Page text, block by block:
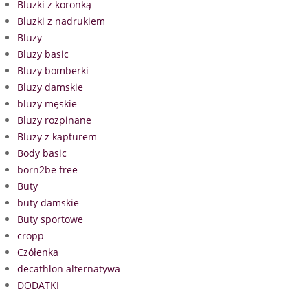
Bluzki z koronką
Bluzki z nadrukiem
Bluzy
Bluzy basic
Bluzy bomberki
Bluzy damskie
bluzy męskie
Bluzy rozpinane
Bluzy z kapturem
Body basic
born2be free
Buty
buty damskie
Buty sportowe
cropp
Czółenka
decathlon alternatywa
DODATKI